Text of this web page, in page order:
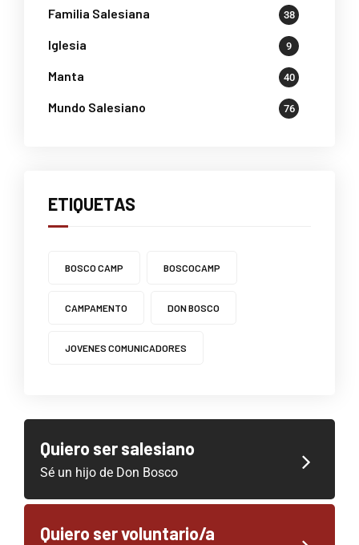
Familia Salesiana 38
Iglesia 9
Manta 40
Mundo Salesiano 76
ETIQUETAS
BOSCO CAMP BOSCOCAMP
CAMPAMENTO DON BOSCO
JOVENES COMUNICADORES
Quiero ser salesiano
Sé un hijo de Don Bosco
Quiero ser voluntario/a